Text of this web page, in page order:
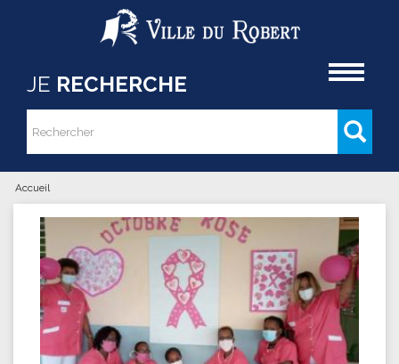
Aller au contenu principal
JE RECHERCHE
Formulaire de recherche
Rechercher
Vous êtes ici
Accueil